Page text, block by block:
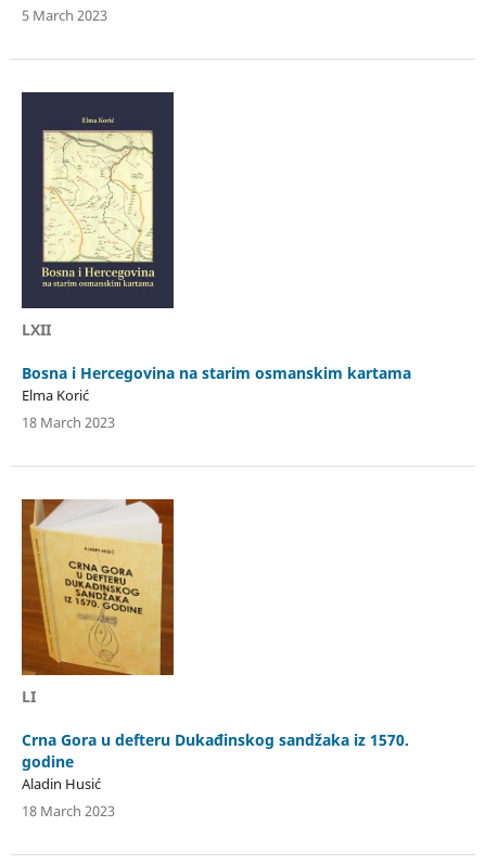
5 March 2023
LXII
Bosna i Hercegovina na starim osmanskim kartama
Elma Korić
18 March 2023
LI
Crna Gora u defteru Dukađinskog sandžaka iz 1570.
godine
Aladin Husić
18 March 2023